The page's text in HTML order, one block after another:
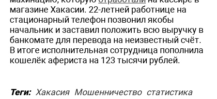
магазине Хакасии. 22-летней работнице на
стационарный телефон позвонил якобы
начальник и заставил положить всю выручку в
банкомате для перевода на неизвестный счёт.
В итоге исполнительная сотрудница пополнила
кошелёк афериста на 123 тысячи рублей.
Теги: Хакасия Мошенничество статистика